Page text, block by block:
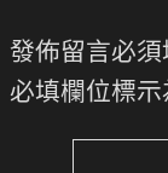
發佈留言必須
必填欄位標示